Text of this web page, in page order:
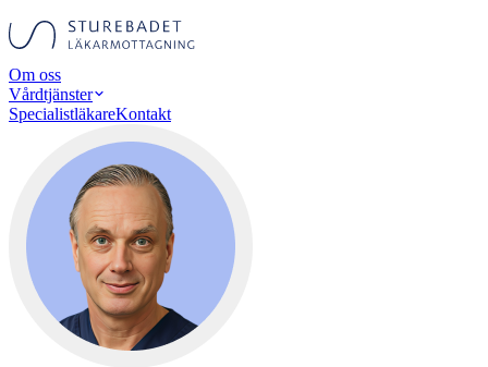
Om oss
Vårdtjänster
SpecialistläkareKontakt